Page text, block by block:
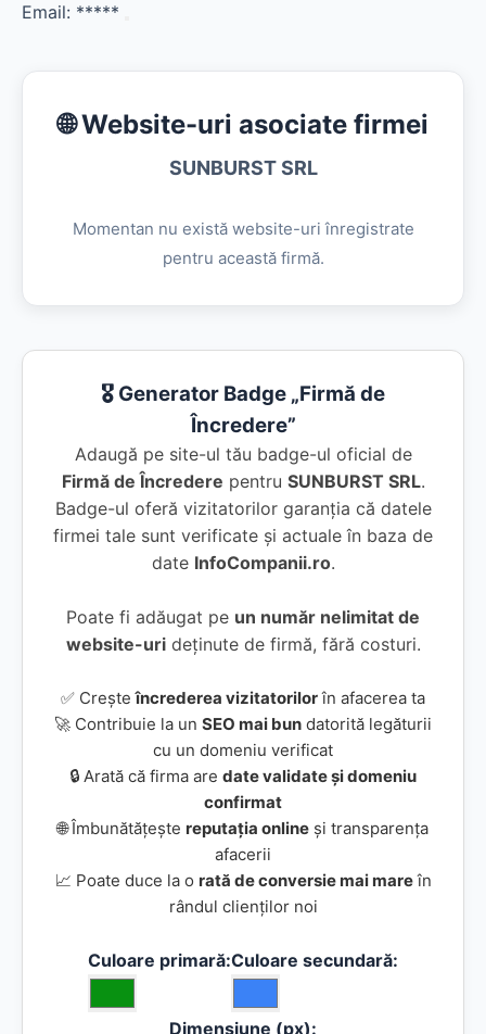
Email: *****
🌐 Website-uri asociate firmei
SUNBURST SRL
Momentan nu există website-uri înregistrate
pentru această firmă.
🎖️ Generator Badge „Firmă de
Încredere”
Adaugă pe site-ul tău badge-ul oficial de
Firmă de Încredere pentru SUNBURST SRL.
Badge-ul oferă vizitatorilor garanția că datele
firmei tale sunt verificate și actuale în baza de
date InfoCompanii.ro.
Poate fi adăugat pe un număr nelimitat de
website-urideținute de firmă, fără costuri.
✅ Creșteîncrederea vizitatorilorîn afacerea ta
🚀 Contribuie la un SEO mai bun datorită legăturii
cu un domeniu verificat
🔒 Arată că firma are date validate și domeniu
confirmat
🌐 Îmbunătățește reputația online și transparența
afacerii
📈 Poate duce la o rată de conversie mai mareîn
rândul clienților noi
Culoare primară:Culoare secundară:
Dimensiune (px):